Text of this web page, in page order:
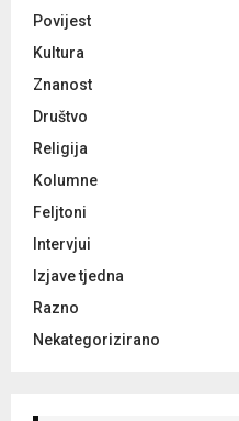
Povijest
Kultura
Znanost
Društvo
Religija
Kolumne
Feljtoni
Intervjui
Izjave tjedna
Razno
Nekategorizirano